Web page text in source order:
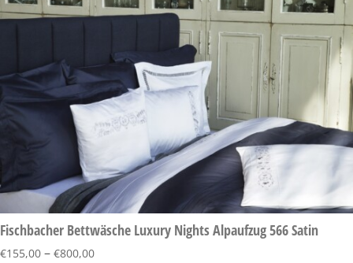
Fischbacher Bettwäsche Luxury Nights Alpaufzug 566 Satin
€155,00 – €800,00